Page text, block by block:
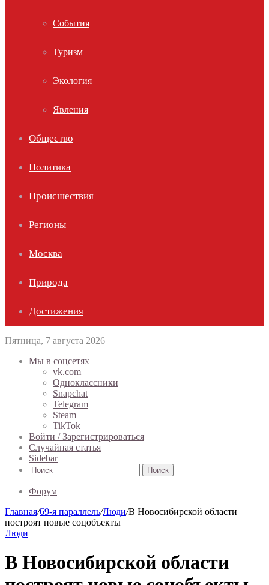
События
Туризм
Экология
Явления
Общество
Политика
Происшествия
Регионы
Москва
Природа
Достижения
Пятница, 7 августа 2026
Мы в соцсетях
vk.com
Одноклассники
Snapchat
Telegram
Steam
TikTok
Войти / Зарегистрироваться
Случайная статья
Sidebar
Поиск
Форум
Главная/69-я параллель/Люди/В Новосибирской области
построят новые соцобъекты
Люди
В Новосибирской области